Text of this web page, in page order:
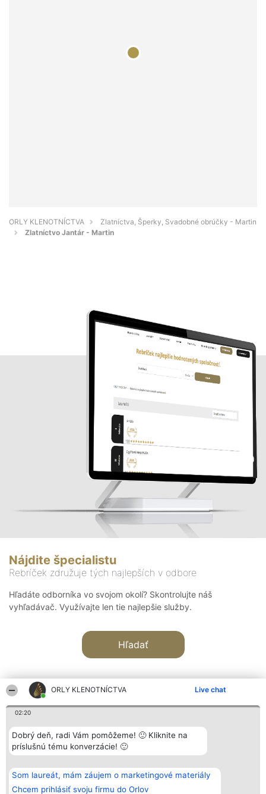
ORLY KLENOTNÍCTVA Live chat
02:20
Dobrý deň, radi Vám pomôžeme! 🙂 Kliknite na
príslušnú tému konverzácie! 🙂
Som laureát, mám záujem o marketingové materiály
Chcem prihlásiť svoju firmu do Orlov
ORLY KLENOTNÍCTVA
Zlatníctva, Šperky, Svadobné obrúčky - Martin
Zlatníctvo Jantár - Martin
Nájdite špecialistu
Rebríček združuje tých najlepších v odbore
Hľadáte odborníka vo svojom okolí? Skontrolujte náš
vyhľadávač. Využívajte len tie najlepšie služby.
Hľadať
Organizátor hodnotenia
Bright Side Solutions sp. z o.
o. sp. k.
Wrocław 50-079
KRS 0000749100 | Regon
381313360 | NIP 8943132676
Hodnotenie
Laureáti
Lista
Laureatów
Podmienky
Obchodné
Kontakt
Kontakt